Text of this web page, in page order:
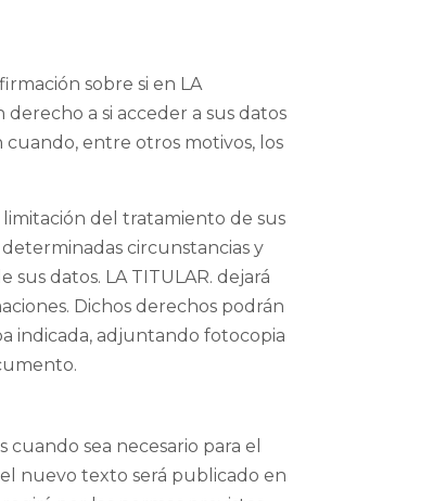
sobre si en LA
a si acceder a sus datos
cuando, entre otros motivos, los
limitación del tratamiento de sus
circunstancias y
datos. LA TITULAR. dejará
Dichos derechos podrán
indicada, adjuntando fotocopia
sea necesario para el
nuevo texto será publicado en